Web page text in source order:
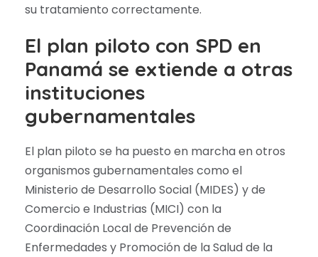
su tratamiento correctamente.
El plan piloto con SPD en
Panamá se extiende a otras
instituciones
gubernamentales
El plan piloto se ha puesto en marcha en otros
organismos gubernamentales como el
Ministerio de Desarrollo Social (MIDES) y de
Comercio e Industrias (MICI) con la
Coordinación Local de Prevención de
Enfermedades y Promoción de la Salud de la